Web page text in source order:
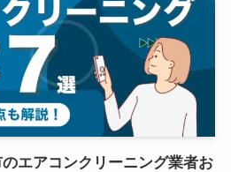
のエアコンクリーニング業者お